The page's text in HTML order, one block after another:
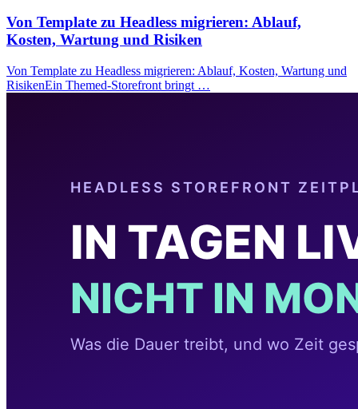
Von Template zu Headless migrieren: Ablauf,
Kosten, Wartung und Risiken
Von Template zu Headless migrieren: Ablauf, Kosten, Wartung und
RisikenEin Themed-Storefront bringt …